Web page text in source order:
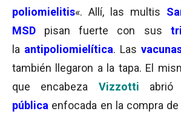
poliomielitis«. Allí, las multis
MSD pisan fuerte con sus
la antipoliomielítica. Las
también llegaron a la tapa. El
que encabeza Vizzotti abrió
pública enfocada en la compra de